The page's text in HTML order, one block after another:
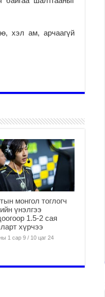
хэл ам, арчаагүй
монгол тоглогч
үнэлгээ
1.5-2 сая
хүрчээ
1 сар 9 / 10 цаг 24